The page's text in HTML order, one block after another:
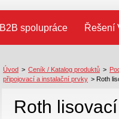
B2B spolupráce Řešení
Úvod > Ceník / Katalog produktů >
připojovací a instalační prvky > Roth
Roth